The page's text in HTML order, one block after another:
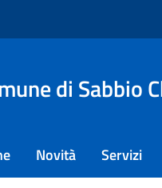
di Sabbio
Novità Servizi